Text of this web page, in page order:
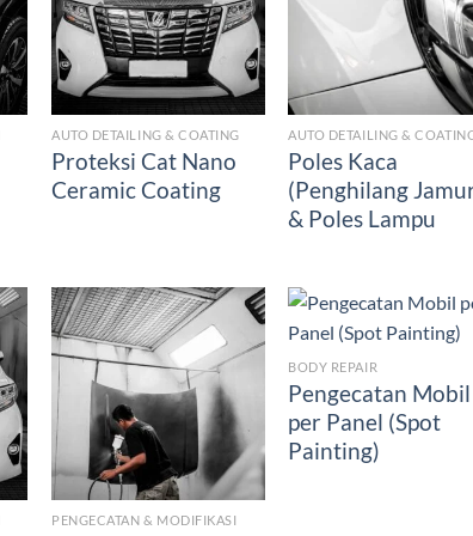
AUTO DETAILING & COATING
Proteksi Cat Nano
Ceramic Coating
AUTO DETAILING &
Poles Kaca
(Penghilang
& Poles Lampu
PENGECATAN & MODIFIKASI
BODY REPAIR
Pengecatan Mobil
per Panel (Spot
Painting)